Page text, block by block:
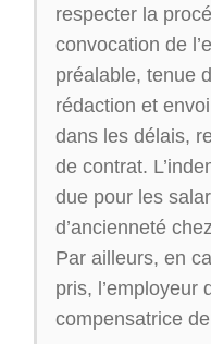
respecter la
convocation de
préalable, tenue
rédaction et
dans les délais,
de contrat.
due pour les
d’ancienneté
Par ailleurs, en
pris, l’employeur
compensatrice